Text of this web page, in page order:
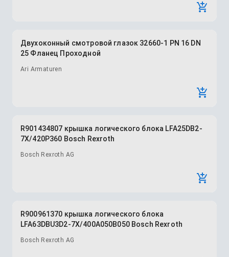
Двухоконный смотровой глазок 32660-1 PN 16 DN
25 Фланец Проходной
Ari Armaturen
R901434807 крышка логического блока LFA25DB2-
7X/420P360 Bosch Rexroth
Bosch Rexroth AG
R900961370 крышка логического блока
LFA63DBU3D2-7X/400A050B050 Bosch Rexroth
Bosch Rexroth AG